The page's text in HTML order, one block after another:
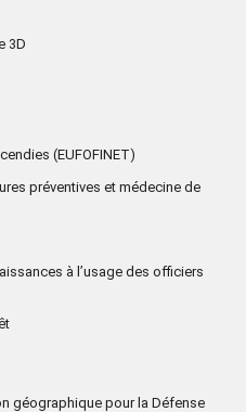
3D
(EUFOFINET)
préventives et médecine de
à l’usage des officiers
géographique pour la Défense